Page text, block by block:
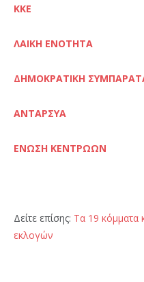
ΚΚΕ
ΛΑΙΚΗ ΕΝΟΤΗΤΑ
ΔΗΜΟΚΡΑΤΙΚΗ
ΑΝΤΑΡΣΥΑ
ΕΝΩΣΗ ΚΕΝΤΡΩΩΝ
Δείτε επίσης: Τα 19 κόμματα
εκλογών